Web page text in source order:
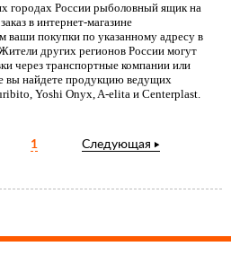
городах России рыболовный ящик на
в интернет-магазине
покупки по указанному адресу в
других регионов России могут
через транспортные компании или
вы найдете продукцию ведущих
Yoshi Onyx, A-elita и Centerplast.
1 Следующая